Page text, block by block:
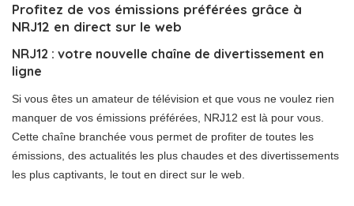
Profitez de vos émissions préférées grâce à
NRJ12 en direct sur le web
NRJ12 : votre nouvelle chaîne de divertissement en
ligne
Si vous êtes un amateur de télévision et que vous ne voulez rien
manquer de vos émissions préférées, NRJ12 est là pour vous.
Cette chaîne branchée vous permet de profiter de toutes les
émissions, des actualités les plus chaudes et des divertissements
les plus captivants, le tout en direct sur le web.